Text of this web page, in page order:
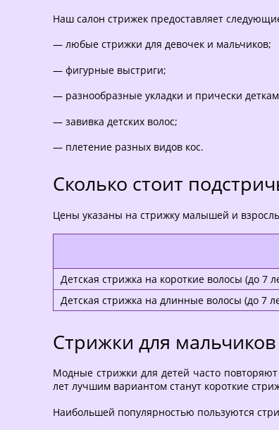
Наш салон стрижек предоставляет
— любые стрижки для девочек и мальчиков;
— фигурные выстриги;
— разнообразные укладки и прически
— завивка детских волос;
— плетение разных видов кос.
Сколько стоит
Цены указаны на стрижку малышей и
Детская стрижка на короткие волосы (до 7
Детская стрижка на длинные волосы (до 7
Стрижки для
Модные стрижки для детей часто
лет лучшим вариантом станут короткие
Наибольшей популярностью пользуются